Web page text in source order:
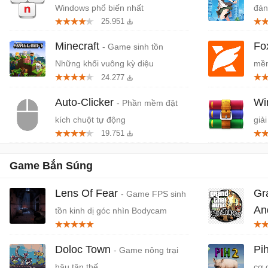
Windows phổ biến nhất
25.951
Minecraft - Game sinh tồn
Những khối vuông kỳ diệu
24.277
Auto-Clicker - Phần mềm đặt
kích chuột tự động
19.751
Game Bắn Súng
Lens Of Fear - Game FPS sinh
tồn kinh dị góc nhìn Bodycam
Doloc Town - Game nông trại